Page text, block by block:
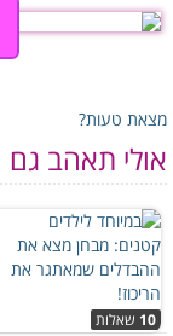
מצאת טעות?
אולי תאהב גם
10 שאלות